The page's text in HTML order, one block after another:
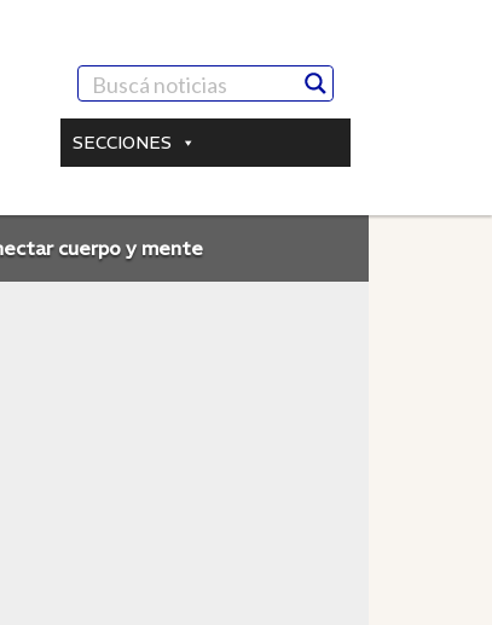
SECCIONES
cuerpo y mente